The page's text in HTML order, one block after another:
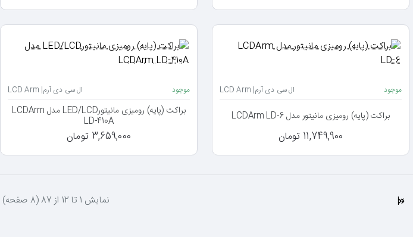
موجود ال سی دی آرم| LCD Arm
براکت (پایه) رومیزی مانیتور مدل LCDArm LD-6
11,749,900 تومان
موجود ال سی دی آرم| LCD Arm
براکت (پایه) رومیزی مانیتورLED/LCD مدل LCDArm
LD-410A
3,659,000 تومان
>| نمايش 1 تا 12 از 87 (8 صفحه)